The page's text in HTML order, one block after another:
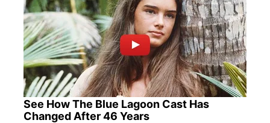
See How The Blue Lagoon Cast Has
Changed After 46 Years